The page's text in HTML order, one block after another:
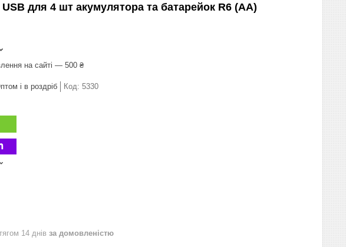
USB для 4 шт акумулятора та батарейок R6 (AA)
на сайті — 500 ₴
і в роздріб Код: 5330
14 днів за домовленістю